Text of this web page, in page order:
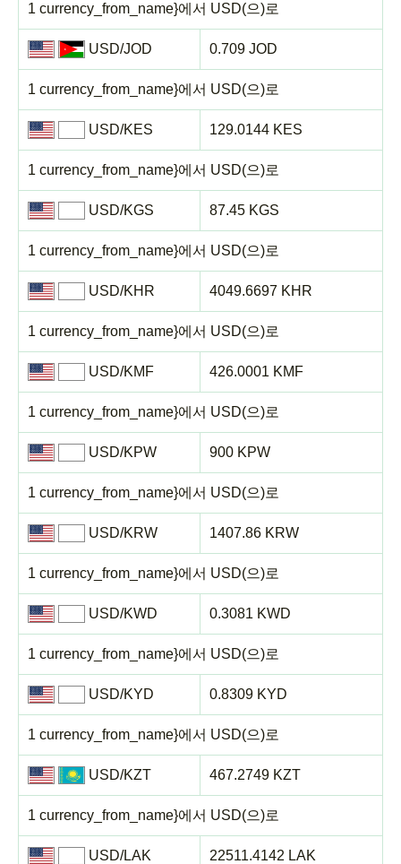
1 currency_from_name}에서 USD(으)로
USD/JOD
1 currency_from_name}에서 USD(으)로
0.709 JOD
USD/KES
1 currency_from_name}에서 USD(으)로
129.0144 KES
USD/KGS
1 currency_from_name}에서 USD(으)로
87.45 KGS
USD/KHR
1 currency_from_name}에서 USD(으)로
4049.6697 KHR
USD/KMF
1 currency_from_name}에서 USD(으)로
426.0001 KMF
USD/KPW
1 currency_from_name}에서 USD(으)로
900 KPW
USD/KRW
1 currency_from_name}에서 USD(으)로
1407.86 KRW
USD/KWD
1 currency_from_name}에서 USD(으)로
0.3081 KWD
USD/KYD
1 currency_from_name}에서 USD(으)로
0.8309 KYD
USD/KZT
1 currency_from_name}에서 USD(으)로
467.2749 KZT
USD/LAK 22511.4142 LAK